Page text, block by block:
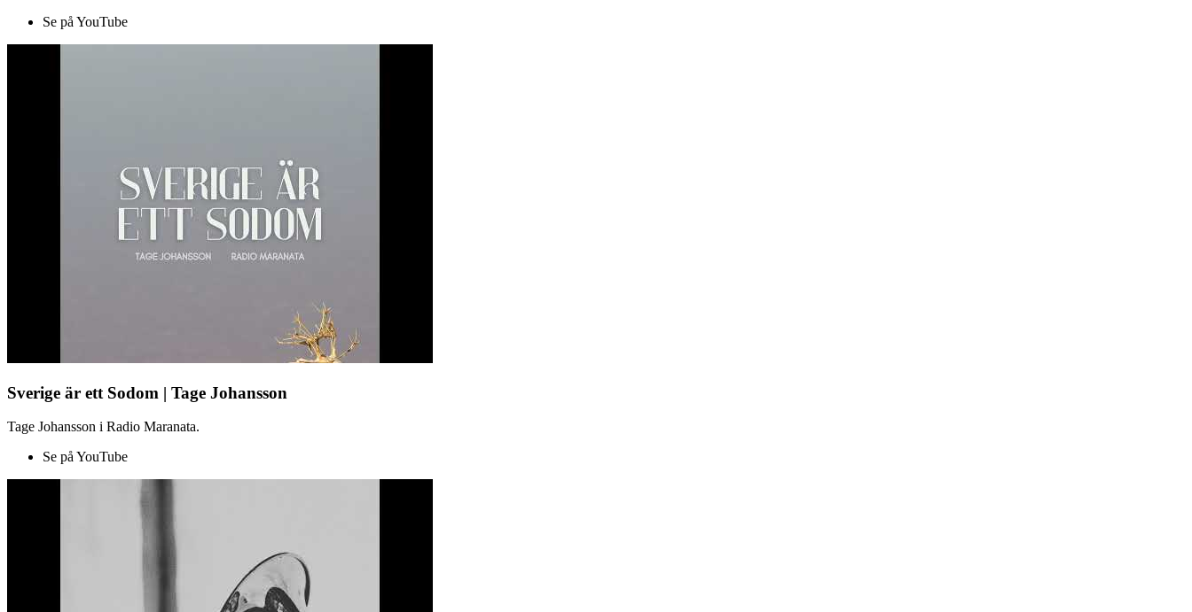
Se på YouTube
Sverige är ett Sodom | Tage Johansson
Tage Johansson i Radio Maranata.
Se på YouTube